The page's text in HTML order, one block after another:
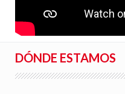
DÓNDE ESTAMOS